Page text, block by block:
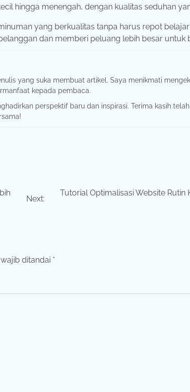
hingga menengah, dengan kualitas seduhan
yang berkualitas tanpa harus repot
dan memberi peluang lebih besar untuk
yang suka membuat artikel. Saya menikmati
kepada pembaca.
perspektif baru dan inspirasi. Terima kasih
Next:
Tutorial Optimalisasi Website Rutin
ditandai *